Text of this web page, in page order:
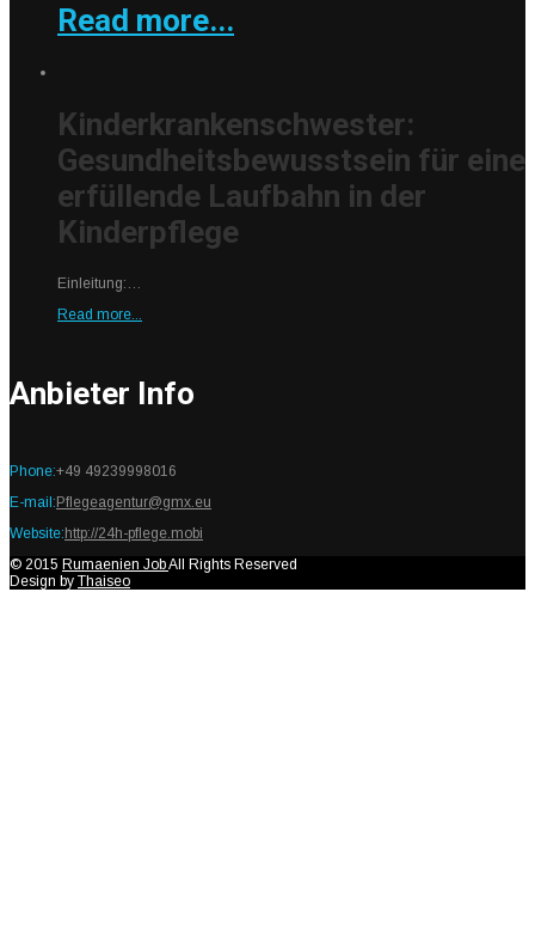
Read more...
Kinderkrankenschwester:
Gesundheitsbewusstsein für eine
erfüllende Laufbahn in der
Kinderpflege
Einleitung:…
Read more...
Anbieter Info
Phone:+49 49239998016
E-mail: Pflegeagentur@gmx.eu
Website: http://24h-pflege.mobi
© 2015 Rumaenien JobAll Rights Reserved
Design by Thaiseo